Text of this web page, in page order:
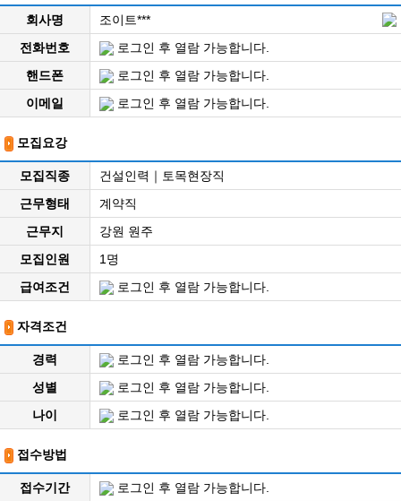
회사명
조이트***
전화번호
로그인 후 열람 가능합니다.
핸드폰
로그인 후 열람 가능합니다.
이메일
로그인 후 열람 가능합니다.
모집요강
모집직종
건설인력｜토목현장직
근무형태
계약직
근무지
강원 원주
모집인원
1명
급여조건
로그인 후 열람 가능합니다.
자격조건
경력
로그인 후 열람 가능합니다.
성별
로그인 후 열람 가능합니다.
나이
로그인 후 열람 가능합니다.
접수방법
접수기간 로그인 후 열람 가능합니다.